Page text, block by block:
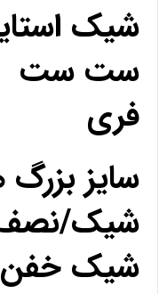
شیک
ست ست
فری
سایز
شیک/نصف
شیک